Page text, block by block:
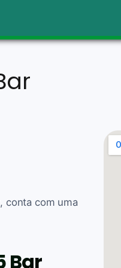
conta com uma
Bar